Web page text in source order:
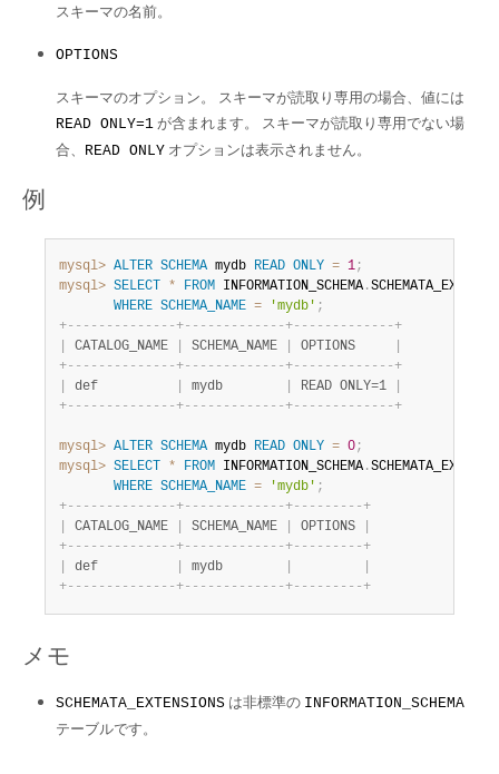
スキーマの名前。
OPTIONS
スキーマのオプション。 スキーマが読取り専用の場合、値には
READ ONLY=1 が含まれます。 スキーマが読取り専用でない場
合、
READ ONLY オプションは表示されません。
例
mysql> ALTER SCHEMA mydb READ ONLY = 1;
mysql> SELECT * FROM INFORMATION_SCHEMA .
WHERE SCHEMA_NAME = 'mydb' ;
+- - - - - - - - - - - - - -+- - - - - - - - - - - - -+- - - - - - - - - - - - -+
CATALOG_NAME SCHEMA_NAME OPTIONS
+- - - - - - - - - - - - - -+- - - - - - - - - - - - -+- - - - - - - - - - - - -+
def mydb READ ONLY=1
+- - - - - - - - - - - - - -+- - - - - - - - - - - - -+- - - - - - - - - - - - -+
mysql> ALTER SCHEMA mydb READ ONLY = 0;
mysql> SELECT * FROM INFORMATION_SCHEMA .
WHERE SCHEMA_NAME = 'mydb' ;
+- - - - - - - - - - - - - -+- - - - - - - - - - - - -+- - - - - - - - -+
CATALOG_NAME SCHEMA_NAME OPTIONS
+- - - - - - - - - - - - - -+- - - - - - - - - - - - -+- - - - - - - - -+
def mydb
+- - - - - - - - - - - - - -+- - - - - - - - - - - - -+- - - - - - - - -+
メモ
SCHEMATA_EXTENSIONS は非標準の INFORMATION_SCHEMA
テーブルです。